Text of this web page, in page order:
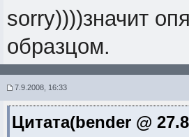
sorry))))значит
образцом.
7.9.2008, 16:33
Цитата(bender @